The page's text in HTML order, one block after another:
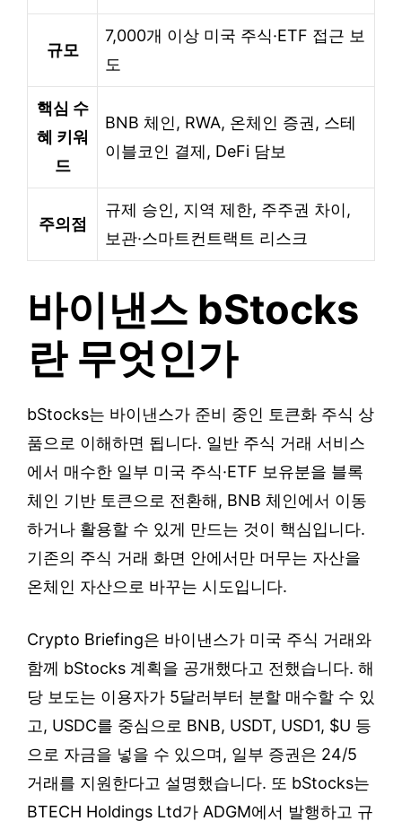
규모
7,000개 이상 미국 주식·ETF 접근 보
도
핵심 수
혜 키워
드
BNB 체인, RWA, 온체인 증권, 스테
이블코인 결제, DeFi 담보
주의점
규제 승인, 지역 제한, 주주권 차이,
보관·스마트컨트랙트 리스크
바이낸스 bStocks
란 무엇인가
bStocks는 바이낸스가 준비 중인 토큰화 주식 상
품으로 이해하면 됩니다. 일반 주식 거래 서비스
에서 매수한 일부 미국 주식·ETF 보유분을 블록
체인 기반 토큰으로 전환해, BNB 체인에서 이동
하거나 활용할 수 있게 만드는 것이 핵심입니다.
기존의 주식 거래 화면 안에서만 머무는 자산을
온체인 자산으로 바꾸는 시도입니다.
Crypto Briefing은 바이낸스가 미국 주식 거래와
함께 bStocks 계획을 공개했다고 전했습니다. 해
당 보도는 이용자가 5달러부터 분할 매수할 수 있
고, USDC를 중심으로 BNB, USDT, USD1, $U 등
으로 자금을 넣을 수 있으며, 일부 증권은 24/5
거래를 지원한다고 설명했습니다. 또 bStocks는
BTECH Holdings Ltd가 ADGM에서 발행하고 규